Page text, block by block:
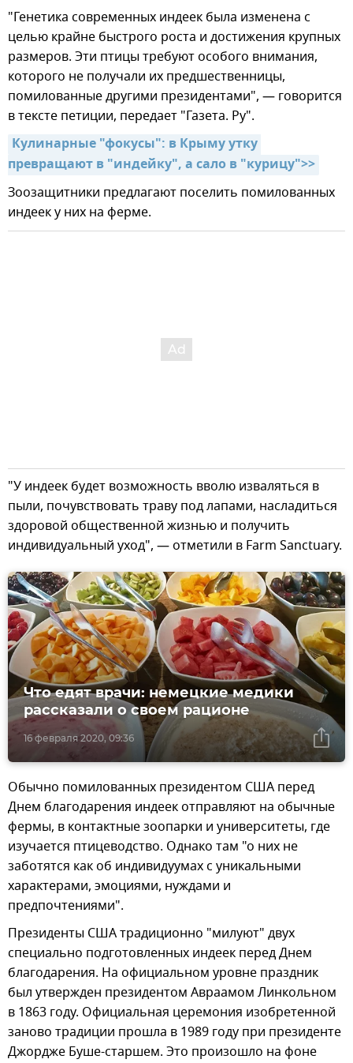
"Генетика современных индеек была изменена с
целью крайне быстрого роста и достижения крупных
размеров. Эти птицы требуют особого внимания,
которого не получали их предшественницы,
помилованные другими президентами", — говорится
в тексте петиции, передает "Газета. Ру".
Кулинарные "фокусы": в Крыму утку
превращают в "индейку", а сало в "курицу">>
Зоозащитники предлагают поселить помилованных
индеек у них на ферме.
"У индеек будет возможность вволю изваляться в
пыли, почувствовать траву под лапами, насладиться
здоровой общественной жизнью и получить
индивидуальный уход", — отметили в Farm Sanctuary.
16 февраля 2020, 09:36
Что едят врачи: немецкие медики
рассказали о своем рационе
Обычно помилованных президентом США перед
Днем благодарения индеек отправляют на обычные
фермы, в контактные зоопарки и университеты, где
изучается птицеводство. Однако там "о них не
заботятся как об индивидуумах с уникальными
характерами, эмоциями, нуждами и
предпочтениями".
Президенты США традиционно "милуют" двух
специально подготовленных индеек перед Днем
благодарения. На официальном уровне праздник
был утвержден президентом Авраамом Линкольном
в 1863 году. Официальная церемония изобретенной
заново традиции прошла в 1989 году при президенте
Джордже Буше-старшем. Это произошло на фоне